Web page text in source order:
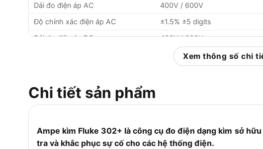
Dải đo điện áp AC
400V / 600V
Độ chính xác điện áp AC
±1.5% ±5 digits
Dải đo điện áp DC
400V / 600V
±1.5% ±5 digits
Độ chính xác điện trở
Kiểm tra thông mạch
Có, ngưỡng ≤70Ω
Màn hình
Có đèn nền
Xem thông số chi
Chi tiết sản phẩm
Ampe kìm Fluke 302+ là công cụ đo điện dạng kìm sở
tra và khắc phục sự cố cho các hệ thống điện.